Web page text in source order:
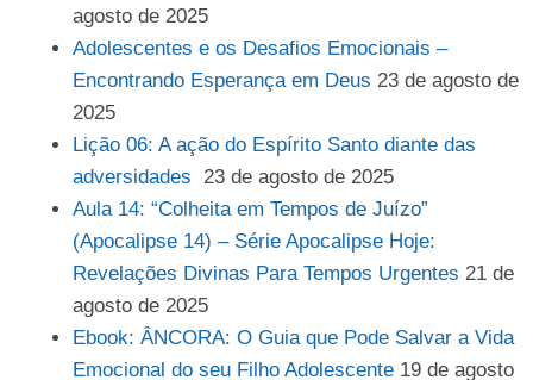
agosto de 2025
Adolescentes e os Desafios Emocionais –
Encontrando Esperança em Deus 23 de agosto de
2025
Lição 06: A ação do Espírito Santo diante das
adversidades
23 de agosto de 2025
Aula 14: “Colheita em Tempos de Juízo”
(Apocalipse 14) – Série Apocalipse Hoje:
Revelações Divinas Para Tempos Urgentes 21 de
agosto de 2025
Ebook: ÂNCORA: O Guia que Pode Salvar a Vida
Emocional do seu Filho Adolescente 19 de agosto